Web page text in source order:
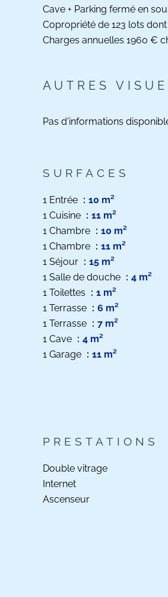
Cave + Parking fermé en
Copropriété de 123 lots
Charges annuelles 1960 €
AUTRES
Pas d'informations
SURFACES
1 Entrée
10 m²
1 Cuisine
11 m²
1 Chambre
10 m²
1 Chambre
11 m²
1 Séjour
15 m²
1 Salle de douche
4 m²
1 Toilettes
1 m²
1 Terrasse
6 m²
1 Terrasse
7 m²
1 Cave
4 m²
1 Garage
11 m²
PRESTATIONS
Double vitrage
Internet
Ascenseur